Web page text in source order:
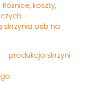
koszty,
produkcja skrzyni